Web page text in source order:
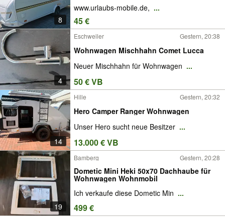
8
www.urlaubs-mobile.de, ...
45 €
4
Eschweiler Gestern, 20:38
Wohnwagen Mischhahn Comet Lucca
Neuer Mischhahn für Wohnwagen ...
50 € VB
14
Hille Gestern, 20:32
Hero Camper Ranger Wohnwagen
Unser Hero sucht neue Besitzer ...
13.000 € VB
19
Bamberg Gestern, 20:28
Dometic Mini Heki 50x70 Dachhaube für
Wohnwagen Wohnmobil
Ich verkaufe diese Dometic Min ...
499 €